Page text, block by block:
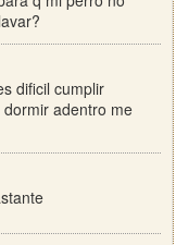
dificil cumplir
adentro me